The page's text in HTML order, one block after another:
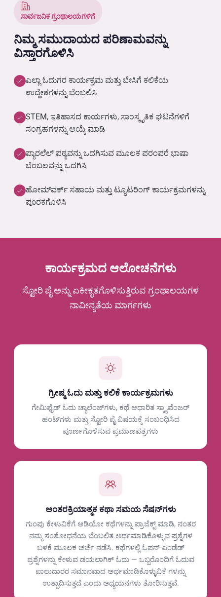
ಸಾರ್ವಜನಿಕ ಗ್ರಂಥಾಲಯಗಳಿಗೆ
ನಿಮ್ಮ ಸಮುದಾಯದ ಪರಿಣಾಮವನ್ನು
ವಿಸ್ತಾರಗೊಳಿಸಿ
ಎಲ್ಲಾ ಓದುಗರ ಕಾರ್ಯಕ್ರಮ ಮತ್ತು ಬೇಸಿಗೆ ಕಲಿಕೆಯ
ಉದ್ದೇಶಗಳನ್ನು ಬೆಂಬಲಿಸಿ
STEM, ಇತಿಹಾಸದ ಕಾರ್ಯಗಳು, ಸಾಂಸ್ಕೃತಿಕ ಘಟನೆಗಳಿಗೆ
ಸಂಗ್ರಹಗಳನ್ನು ಆಯ್ಕೆ ಮಾಡಿ
ಪ್ಯಾರಲೆಲ್ ಪಠ್ಯವನ್ನು ಒದಗಿಸುವ ಮೂಲಕ ಪರಂಪರೆ ಭಾಷಾ
ಬೆಂಬಲವನ್ನು ಒದಗಿಸಿ
ಹೋಮ್‌ವರ್ಕ್ ಸಹಾಯ ಮತ್ತು ಟ್ಯೂಟರಿಂಗ್ ಕಾರ್ಯಕ್ರಮಗಳನ್ನು
ಪೂರಕಗೊಳಿಸಿ
ಕಾರ್ಯಕ್ರಮದ ಆಲೋಚನೆಗಳು
ಸ್ಟೋರಿ ಪೈ ಅನ್ನು ಏಕೀಕೃತಗೊಳಿಸುತ್ತಿರುವ ಗ್ರಂಥಾಲಯಗಳ
ನಾವೀನ್ಯತೆಯ ಮಾರ್ಗಗಳು
ಗ್ರೀಷ್ಮ ಓದು ಮತ್ತು ಕಲಿಕೆ ಕಾರ್ಯಕ್ರಮಗಳು
ಗೇಮಿಫೈಡ್ ಓದು ಚ್ಯಾಲೆಂಜ್‌ಗಳು, ಕಥೆ ಆಧಾರಿತ ಸ್ಕ್ಯಾವೆಂಜರ್
ಹಂಟ್‌ಗಳು ಮತ್ತು ಸ್ಟೋರಿ ಪೈ ವಿಷಯಕ್ಕೆ ಸಂಬಂಧಿಸಿದ
ಪೂರ್ಣಗೊಳಿಸುವ ಪ್ರಮಾಣಪತ್ರಗಳು
ಅಂತರಕ್ರಿಯಾತ್ಮಕ ಕಥಾ ಸಮಯ ಸೆಷನ್‌ಗಳು
ಗುಂಪು ಕೇಳುವಿಕೆಗೆ ಆಡಿಯೋ ಕಥೆಗಳನ್ನು ಪ್ರಾಜೆಕ್ಟ್ ಮಾಡಿ, ನಂತರ
ನಮ್ಮ ಸಂಶೋಧನೆಯ ಬೆಂಬಲಿತ ಅರ್ಥಮಾಡಿಕೊಳ್ಳುವ ಪ್ರಶ್ನೆಗಳ
ಬಳಕೆ ಮೂಲಕ ಚರ್ಚೆ ನಡೆಸಿ. ಕಥೆಗಳಲ್ಲಿ ಓಪನ್-ಎಂಡೆಡ್
ಪ್ರಶ್ನೆಗಳನ್ನು ಕೇಳುವ ಡಯಲಾಗಿಕ್ ಓದು — ಒಬ್ಬರೊಂದಿಗೆ ಓದುವ
ಪಾಲುದಾರರ ಸಮಾನವಾದ ಅರ್ಥಮಾಡಿಕೊಳ್ಳುವಿಕೆ ಗಳನ್ನು
ಉತ್ಪಾದಿಸುತ್ತದೆ ಎಂದು ಅಧ್ಯಯನಗಳು ತೋರಿಸುತ್ತವೆ.